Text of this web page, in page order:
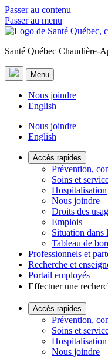
Passer au contenu
Passer au menu
Santé Québec Chaudière-
Menu
Nous joindre
English
Nous joindre
English
Accès rapides
Prévention,
Soins et
Hospitalisation
Nous joindre
Droits des
Emplois
Situation dans
Tableau de
Professionnels et
Recherche et
Portail employés
Effectuer une
Accès rapides
Prévention,
Soins et
Hospitalisation
Nous joindre